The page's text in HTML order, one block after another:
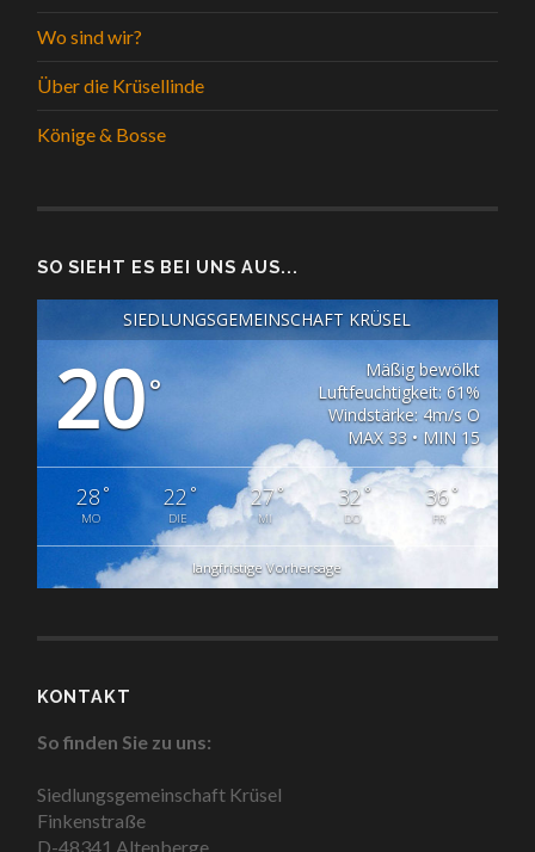
Wo sind wir?
Über die Krüsellinde
Könige & Bosse
SO SIEHT ES BEI UNS AUS...
SIEDLUNGSGEMEINSCHAFT KRÜSEL
20°
Mäßig bewölkt
Luftfeuchtigkeit: 61%
Windstärke: 4m/s O
MAX 33 • MIN 15
28°
MO
22 °
DIE
27°
MI
32°
DO
36°
FR
langfristige Vorhersage
KONTAKT
So finden Sie zu uns:
Siedlungsgemeinschaft Krüsel
Finkenstraße
D-48341 Altenberge